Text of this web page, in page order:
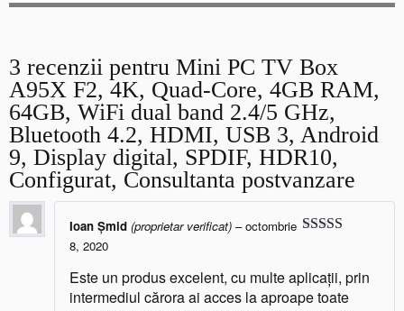
3 recenzii pentru Mini PC TV Box
A95X F2, 4K, Quad-Core, 4GB RAM,
64GB, WiFi dual band 2.4/5 GHz,
Bluetooth 4.2, HDMI, USB 3, Android
9, Display digital, SPDIF, HDR10,
Configurat, Consultanta postvanzare
Ioan Șmid (proprietar verificat) – octombrie
8, 2020
Este un produs excelent, cu multe aplicații, prin
intermediul cărora ai acces la aproape toate